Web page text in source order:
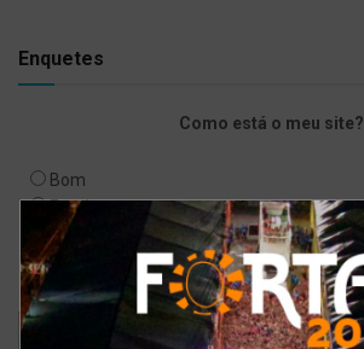
Enquetes
Como está o meu site?
Bom
Excelente
Ruim
Pode ser melhorado
Sem comentários